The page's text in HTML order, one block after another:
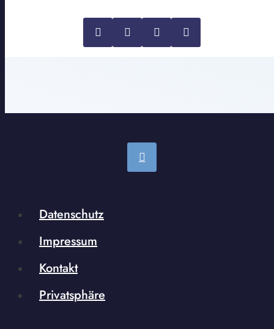
Datenschutz
Impressum
Kontakt
Privatsphäre